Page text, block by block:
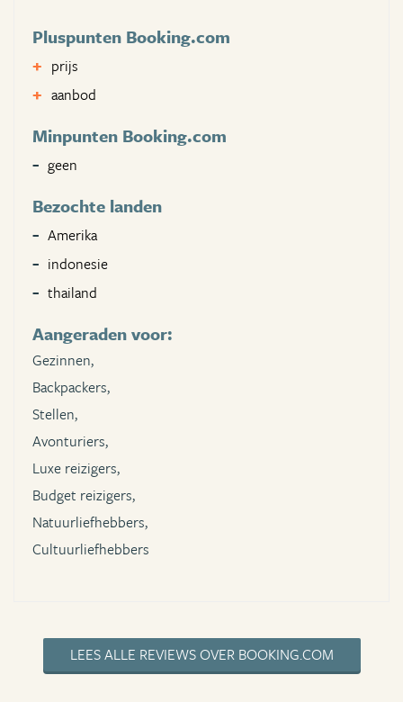
Pluspunten Booking.com
prijs
aanbod
Minpunten Booking.com
geen
Bezochte landen
Amerika
indonesie
thailand
Aangeraden voor:
Gezinnen,
Backpackers,
Stellen,
Avonturiers,
Luxe reizigers,
Budget reizigers,
Natuurliefhebbers,
Cultuurliefhebbers
LEES ALLE REVIEWS OVER BOOKING.COM